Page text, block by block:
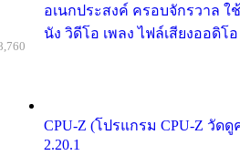
อเนกประสงค์ ครอบจักรวาล
นัง วิดีโอ เพลง ไฟล์เสียงออดิโอ
CPU-Z (โปรแกรม CPU-Z วัด
2.20.1